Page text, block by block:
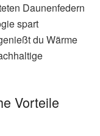
Daunenfedern
spart
du Wärme
Vorteile